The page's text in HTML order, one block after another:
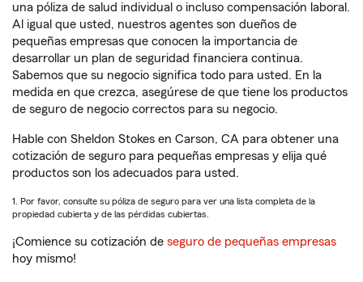
una póliza de salud individual o incluso compensación laboral.
Al igual que usted, nuestros agentes son dueños de
pequeñas empresas que conocen la importancia de
desarrollar un plan de seguridad financiera continua.
Sabemos que su negocio significa todo para usted. En la
medida en que crezca, asegúrese de que tiene los productos
de seguro de negocio correctos para su negocio.
Hable con Sheldon Stokes en Carson, CA para obtener una
cotización de seguro para pequeñas empresas y elija qué
productos son los adecuados para usted.
1. Por favor, consulte su póliza de seguro para ver una lista completa de la
propiedad cubierta y de las pérdidas cubiertas.
¡Comience su cotización de seguro de pequeñas empresas
hoy mismo!